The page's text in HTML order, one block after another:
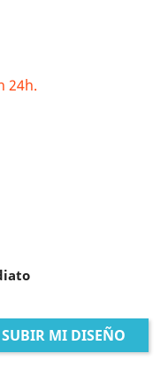
24h.
SUBIR MI DISEÑO